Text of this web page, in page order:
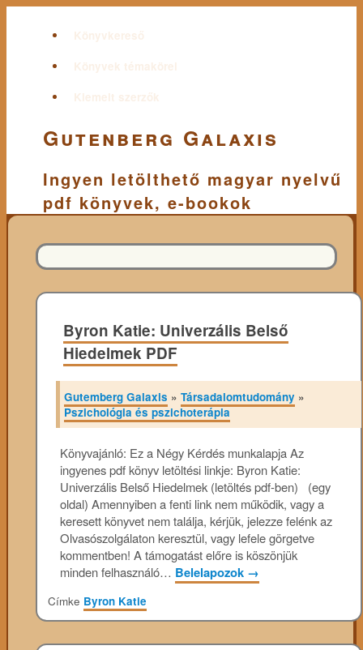
Könyvkereső
Könyvek témakörei
Kiemelt szerzők
Gutenberg Galaxis
Ingyen letölthető magyar nyelvű
pdf könyvek, e-bookok
Byron Katie: Univerzális Belső
Hiedelmek PDF
Gutemberg Galaxis »Társadalomtudomány »
Pszichológia és pszichoterápia
Könyvajánló: Ez a Négy Kérdés munkalapja Az
ingyenes pdf könyv letöltési linkje: Byron Katie:
Univerzális Belső Hiedelmek (letöltés pdf-ben) (egy
oldal) Amennyiben a fenti link nem működik, vagy a
keresett könyvet nem találja, kérjük, jelezze felénk az
Olvasószolgálaton keresztül, vagy lefele görgetve
kommentben! A támogatást előre is köszönjük
minden felhasználó… Belelapozok →
Címke Byron Katie